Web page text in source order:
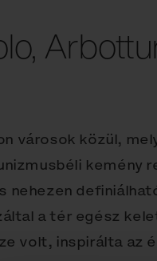
városok közül,
kemény
nehezen
a tér egész
volt, inspirálta az